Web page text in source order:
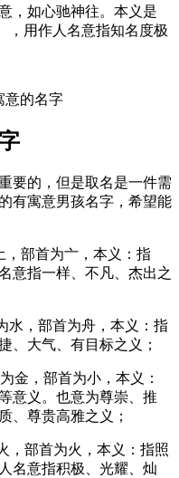
，如心驰神往。本义是
，用作人名意指知名度极
要的，但是取名是一件需
有寓意男孩名字，希望能
部首为亠，本义：指
意指一样、不凡、杰出之
，部首为舟，本义：指
、大气、有目标之义；
金，部首为小，本义：
意义。也意为尊崇、推
、尊贵高雅之义；
部首为火，本义：指照
名意指积极、光耀、灿